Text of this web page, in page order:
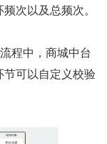
次以及总频次。
程中，商城中台
可以自定义校验